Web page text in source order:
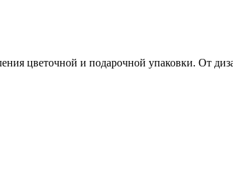
цветочной и подарочной упаковки. От